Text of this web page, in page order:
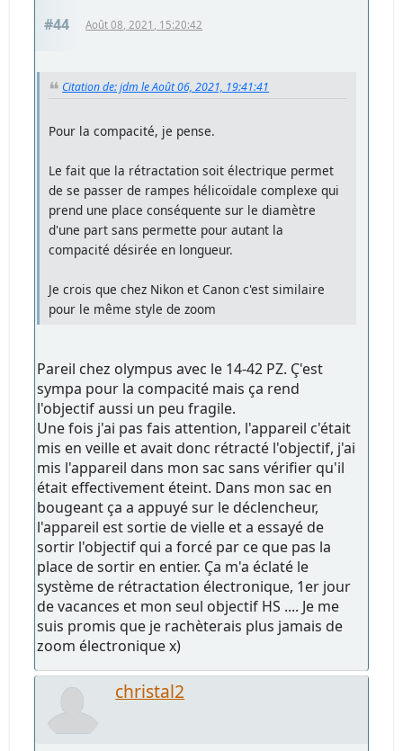
#44 Août 08, 2021, 15:20:42
Citation de: jdm le Août 06, 2021, 19:41:41
Pour la compacité, je pense.
Le fait que la rétractation soit électrique permet
de se passer de rampes hélicoïdale complexe qui
prend une place conséquente sur le diamètre
d'une part sans permette pour autant la
compacité désirée en longueur.
Je crois que chez Nikon et Canon c'est similaire
pour le même style de zoom
Pareil chez olympus avec le 14-42 PZ. Ç'est
sympa pour la compacité mais ça rend
l'objectif aussi un peu fragile.
Une fois j'ai pas fais attention, l'appareil c'était
mis en veille et avait donc rétracté l'objectif, j'ai
mis l'appareil dans mon sac sans vérifier qu'il
était effectivement éteint. Dans mon sac en
bougeant ça a appuyé sur le déclencheur,
l'appareil est sortie de vielle et a essayé de
sortir l'objectif qui a forcé par ce que pas la
place de sortir en entier. Ça m'a éclaté le
système de rétractation électronique, 1er jour
de vacances et mon seul objectif HS .... Je me
suis promis que je rachèterais plus jamais de
zoom électronique x)
christal2